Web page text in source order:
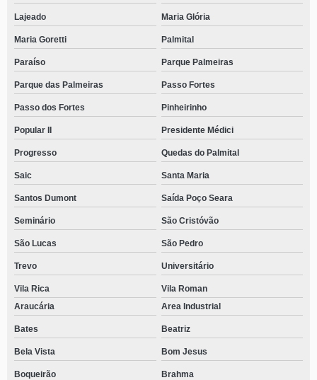
Lajeado Maria Glória
Maria Goretti Palmital
Paraíso Parque Palmeiras
Parque das Palmeiras Passo Fortes
Passo dos Fortes Pinheirinho
Popular II Presidente Médici
Progresso Quedas do Palmital
Saic Santa Maria
Santos Dumont Saída Poço Seara
Seminário São Cristóvão
São Lucas São Pedro
Trevo Universitário
Vila Rica
Vila Roman
Araucária
Area Industrial
Bates Beatriz
Bela Vista Bom Jesus
Boqueirão Brahma